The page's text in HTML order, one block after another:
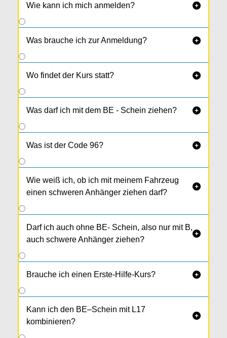
Wie kann ich mich anmelden?

Was brauche ich zur Anmeldung? 
Wo findet der Kurs statt? 
Was darf ich mit dem BE - Schein ziehen? 
Was ist der Code 96? 
Wie weiß ich, ob ich mit meinem Fahrzeug
einen schweren Anhänger ziehen darf?

Darf ich auch ohne BE- Schein, also nur mit B,
auch schwere Anhänger ziehen?

Brauche ich einen Erste-Hilfe-Kurs? 
Kann ich den BE–Schein mit L17
kombinieren?
